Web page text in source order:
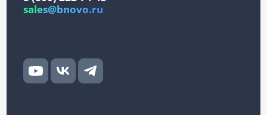
sales@bnovo.ru